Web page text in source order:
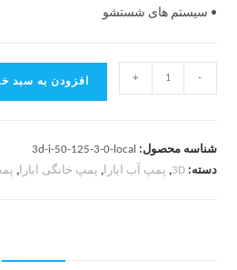
• سیستم های شستشو
-
+ افزودن به سبد
شناسه محصول: 3d-i-50-125-3-0-local
دسته:3D
, پمپ آب ابارا, پمپ خانگی ابارا,